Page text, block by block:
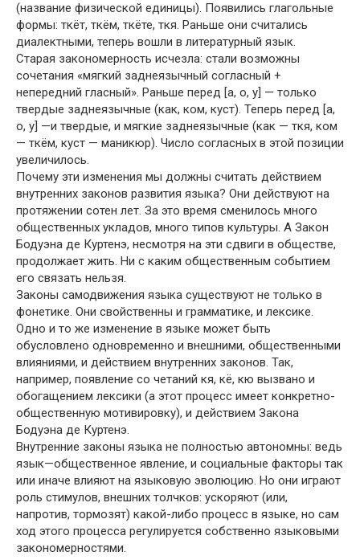
(название физической единицы). Появились глагольные
формы: ткёт, ткём, ткёте, ткя. Раньше они считались
диалектными, теперь вошли в литературный язык.
Старая закономерность исчезла: стали возможны
сочетания «мягкий заднеязычный согласный +
непередний гласный». Раньше перед [а, о, у] — только
твердые заднеязычные (как, ком, куст). Теперь перед [а,
о, у] —и твердые, и мягкие заднеязычные (как — ткя, ком
— ткём, куст — маникюр). Число согласных в этой позиции
увеличилось.
Почему эти изменения мы должны считать действием
внутренних законов развития языка? Они действуют на
протяжении сотен лет. За это время сменилось много
общественных укладов, много типов культуры. А Закон
Бодуэна де Куртенэ, несмотря на эти сдвиги в обществе,
продолжает жить. Ни с каким общественным событием
его связать нельзя.
Законы самодвижения языка существуют не только в
фонетике. Они свойственны и грамматике, и лексике.
Одно и то же изменение в языке может быть
обусловлено одновременно и внешними, общественными
влияниями, и действием внутренних законов. Так,
например, появление со четаний кя, кё, кю вызвано и
обогащением лексики (а этот процесс имеет конкретно-
общественную мотивировку), и действием Закона
Бодуэна де Куртенэ.
Внутренние законы языка не полностью автономны: ведь
язык—общественное явление, и социальные факторы так
или иначе влияют на языковую эволюцию. Но они играют
роль стимулов, внешних толчков: ускоряют (или,
напротив, тормозят) какой-либо процесс в языке, но сам
ход этого процесса регулируется собственно языковыми
закономерностями.